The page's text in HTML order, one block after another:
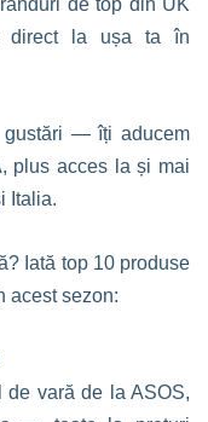
de top din UK
direct la ușa ta în
gustări — îți aducem
plus acces la și mai
Italia.
Iată top 10 produse
acest sezon:
de vară de la ASOS,